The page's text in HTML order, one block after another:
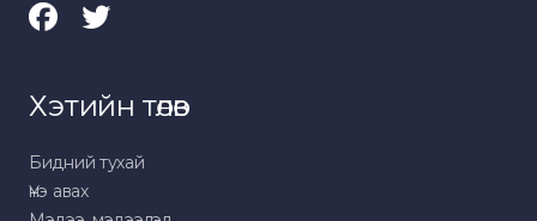
Хэтийн төлөв
Бидний тухай
Үнэ авах